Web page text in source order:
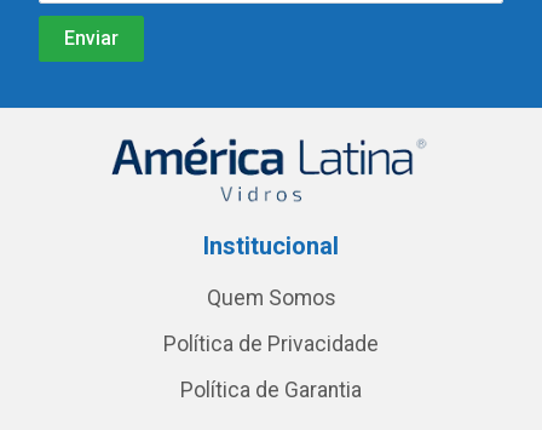
Institucional
Quem Somos
Política de Privacidade
Política de Garantia